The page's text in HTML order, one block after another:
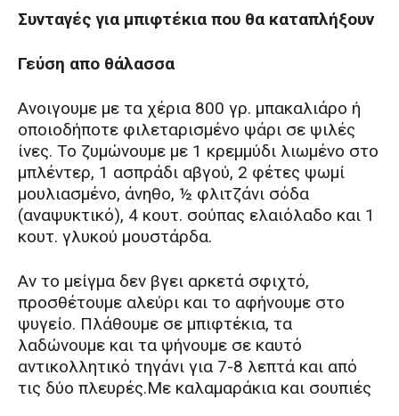
Συνταγές για μπιφτέκια που θα καταπλήξουν
Γεύση απο θάλασσα
Ανοιγουμε με τα χέρια 800 γρ. μπακαλιάρο ή
οποιοδήποτε φιλεταρισμένο ψάρι σε ψιλές
ίνες. Το ζυμώνουμε με 1 κρεμμύδι λιωμένο στο
μπλέντερ, 1 ασπράδι αβγού, 2 φέτες ψωμί
μουλιασμένο, άνηθο, ½ φλιτζάνι σόδα
(αναψυκτικό), 4 κουτ. σούπας ελαιόλαδο και 1
κουτ. γλυκού μουστάρδα.
Aν το μείγμα δεν βγει αρκετά σφιχτό,
προσθέτουμε αλεύρι και το αφήνουμε στο
ψυγείο. Πλάθουμε σε μπιφτέκια, τα
λαδώνουμε και τα ψήνουμε σε καυτό
αντικολλητικό τηγάνι για 7-8 λεπτά και από
τις δύο πλευρές.Mε καλαμαράκια και σουπιές